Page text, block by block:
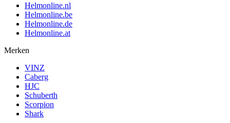
Helmonline.nl
Helmonline.be
Helmonline.de
Helmonline.at
Merken
VINZ
Caberg
HJC
Schuberth
Scorpion
Shark